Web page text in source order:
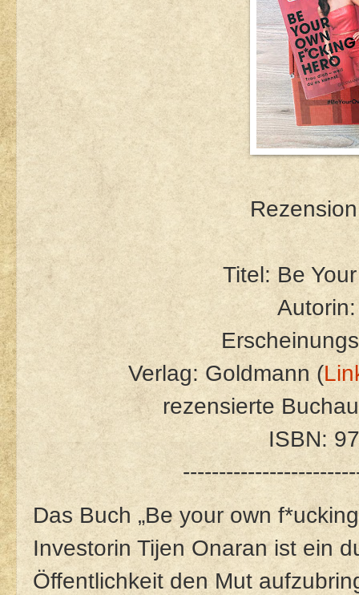
Titel: Be
Verlag: Goldmann (
rezensierte
ISBN:
Das Buch „Be your own
Investorin Tijen Onaran ist ein
Öffentlichkeit den Mut